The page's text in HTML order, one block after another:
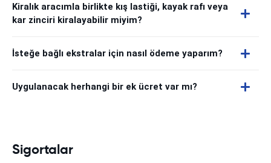
Kiralık aracımla birlikte kış lastiği, kayak rafı veya
kar zinciri kiralayabilir miyim?
İsteğe bağlı ekstralar için nasıl ödeme yaparım?
Uygulanacak herhangi bir ek ücret var mı?
Sigortalar